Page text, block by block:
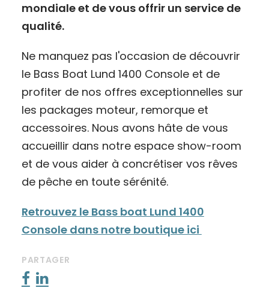
mondiale et de vous offrir un service de
qualité.
Ne manquez pas l'occasion de découvrir
le Bass Boat Lund 1400 Console et de
profiter de nos offres exceptionnelles sur
les packages moteur, remorque et
accessoires. Nous avons hâte de vous
accueillir dans notre espace show-room
et de vous aider à concrétiser vos rêves
de pêche en toute sérénité.
Retrouvez le Bass boat Lund 1400
Console dans notre boutique ici
PARTAGER